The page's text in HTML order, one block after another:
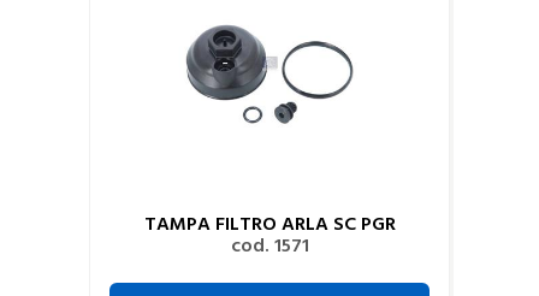
TAMPA FILTRO ARLA SC PGR
cod. 1571